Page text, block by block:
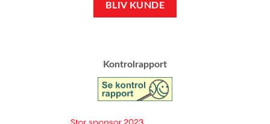
BLIV KUNDE
​Kontrolrapport